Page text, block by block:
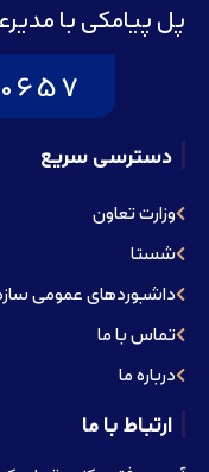
پل پیامکی با
دسترسی سریع
وزارت تعاون
شستا
داشبوردهای عمومی
تماس با ما
درباره ما
ارتباط با ما